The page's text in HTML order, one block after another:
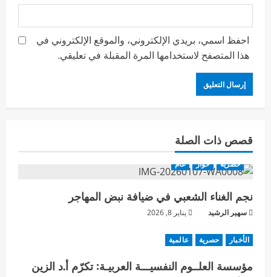
احفظ اسمي، بريدي الإلكتروني، والموقع الإلكتروني في
هذا المتصفح لاستخدامها المرة المقبلة في تعليقي.
قصص ذات الصلة
حصرية حوار عام
نجم الغناء الشعبي في ضيافة نبض المهاجر
سهير الرشيد يناير 8, 2026
الأخبار حصرية عالمية
مؤسسة العلــوم النفسيـــة العربيـة: تكرّم أ.د الزين